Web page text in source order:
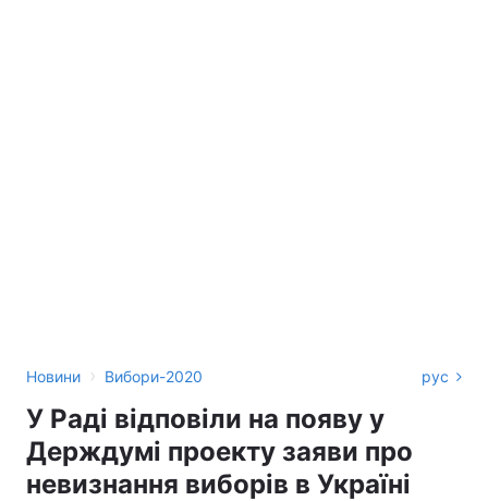
Новини › Вибори-2020 рус
У Раді відповіли на появу у
Держдумі проекту заяви про
невизнання виборів в Україні